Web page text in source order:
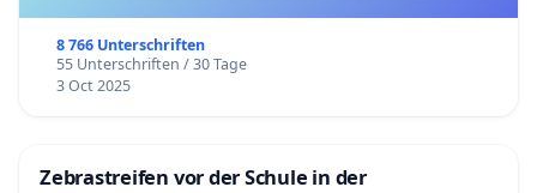
8 766 Unterschriften
55 Unterschriften / 30 Tage
3 Oct 2025
Zebrastreifen vor der Schule in der